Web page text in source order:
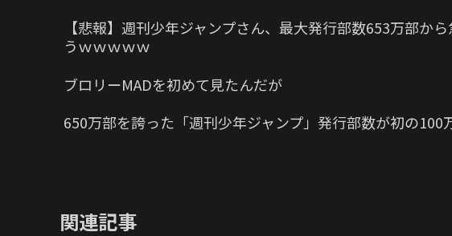
【悲報】週刊少年ジャンプさん、最大発行部数653万部か
うｗｗｗｗｗ
ブロリーMADを初めて見たんだが
650万部を誇った「週刊少年ジャンプ」発行部数が初の
関連記事